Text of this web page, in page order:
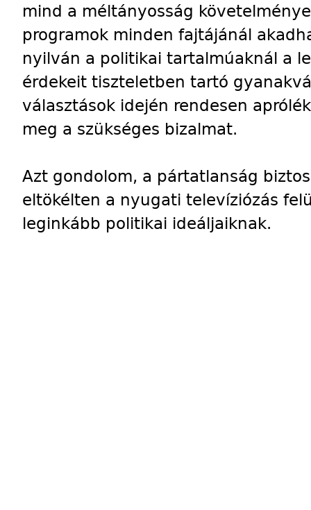
mind a méltányosság
programok minden fajtájánál
nyilván a politikai tartalmúaknál a
érdekeit tiszteletben tartó
választások idején rendesen
meg a szükséges bizalmat.
Azt gondolom, a pártatlanság
eltökélten a nyugati televíziózás
leginkább politikai ideáljaiknak.